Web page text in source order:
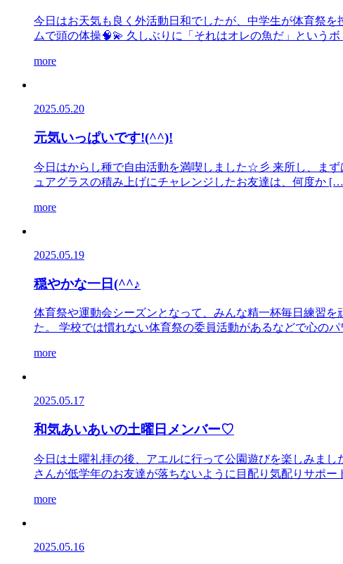
今日はお天気も良く外活動日和でしたが、中学生が体育祭
ムで頭の体操🧠💫 久しぶりに「それはオレの魚だ」という
more
2025.05.20
元気いっぱいです!(^^)!
今日はからし種で自由活動を満喫しました☆彡 来所し、ま
ュアグラスの積み上げにチャレンジしたお友達は、何度か
more
2025.05.19
穏やかな一日(^^♪
体育祭や運動会シーズンとなって、みんな精一杯毎日練習
た。 学校では慣れない体育祭の委員活動があるなどで心の
more
2025.05.17
和気あいあいの土曜日メンバー♡
今日は土曜礼拝の後、アエルに行って公園遊びを楽しみま
さんが低学年のお友達が落ちないように目配り気配りサポ
more
2025.05.16